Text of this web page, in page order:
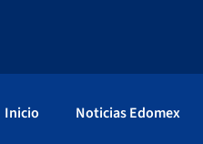
Inicio Noticias Edomex